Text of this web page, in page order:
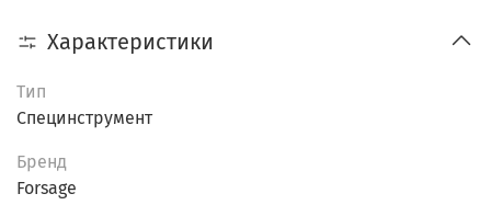
Характеристики
Тип
Специнструмент
Бренд
Forsage